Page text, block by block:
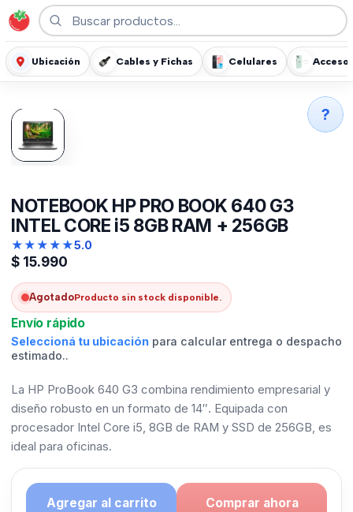
Ubicación Cables y Fichas Celulares
NOTEBOOK HP PRO BOOK 640 G3
INTEL CORE i5 8GB RAM + 256GB
★★★★★5.0
$ 15.990
AgotadoProducto sin stock disponible.
Envío rápido
Seleccioná tu ubicación para calcular entrega o despacho
estimado..
La HP ProBook 640 G3 combina rendimiento empresarial y
diseño robusto en un formato de 14″. Equipada con
procesador Intel Core i5, 8GB de RAM y SSD de 256GB, es
ideal para oficinas.
Agregar al carrito Comprar ahora
?